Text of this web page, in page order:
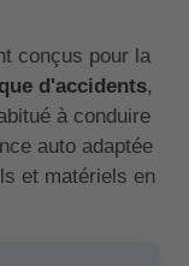
conçus pour la
d'accidents,
à conduire
auto adaptée
et matériels en